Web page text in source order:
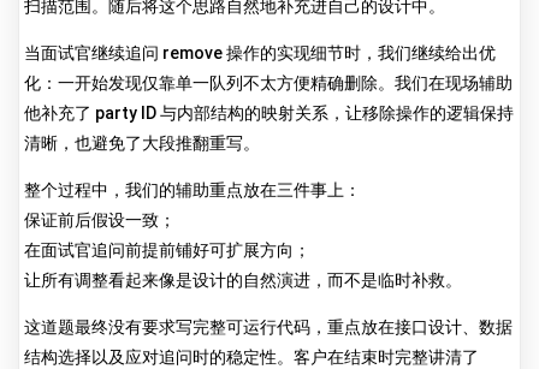
扫描范围。随后将这个思路自然地补充进自己的设计中。
当面试官继续追问 remove 操作的实现细节时，我们继续给出优
化：一开始发现仅靠单一队列不太方便精确删除。我们在现场辅助
他补充了 party ID 与内部结构的映射关系，让移除操作的逻辑保持
清晰，也避免了大段推翻重写。
整个过程中，我们的辅助重点放在三件事上：
保证前后假设一致；
在面试官追问前提前铺好可扩展方向；
让所有调整看起来像是设计的自然演进，而不是临时补救。
这道题最终没有要求写完整可运行代码，重点放在接口设计、数据
结构选择以及应对追问时的稳定性。客户在结束时完整讲清了